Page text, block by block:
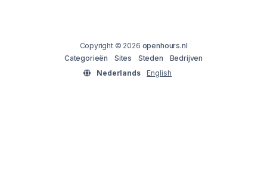
Copyright © 2026 openhours.nl
Categorieën
Sites Steden
Bedrijven
Nederlands
English